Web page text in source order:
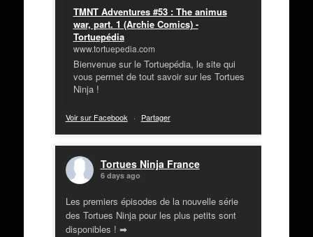
TMNT Adventures #53 : The animus
war, part. 1 (Archie Comics) -
Tortuepédia
www.tortuepedia.com
Bienvenue sur le Tortuepédia, le site qui
vous permet de tout savoir sur les Tortues
Ninja !
Voir sur Facebook · Partager
Tortues Ninja France
6 days ago
Les premiers épisodes de la nouvelle série
des Tortues Ninja pour les plus petits sont
disponibles ! ➡